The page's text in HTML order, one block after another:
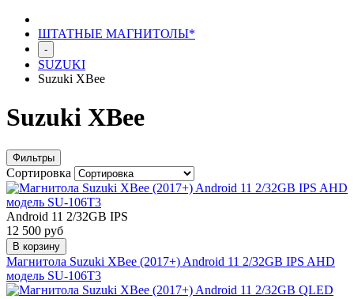
ШТАТНЫЕ МАГНИТОЛЫ*
-
SUZUKI
Suzuki XBee
Suzuki XBee
Фильтры
Сортировка
Android 11 2/32GB IPS
12 500 руб
В корзину
Магнитола Suzuki XBee (2017+) Android 11 2/32GB IPS AHD
модель SU-106T3